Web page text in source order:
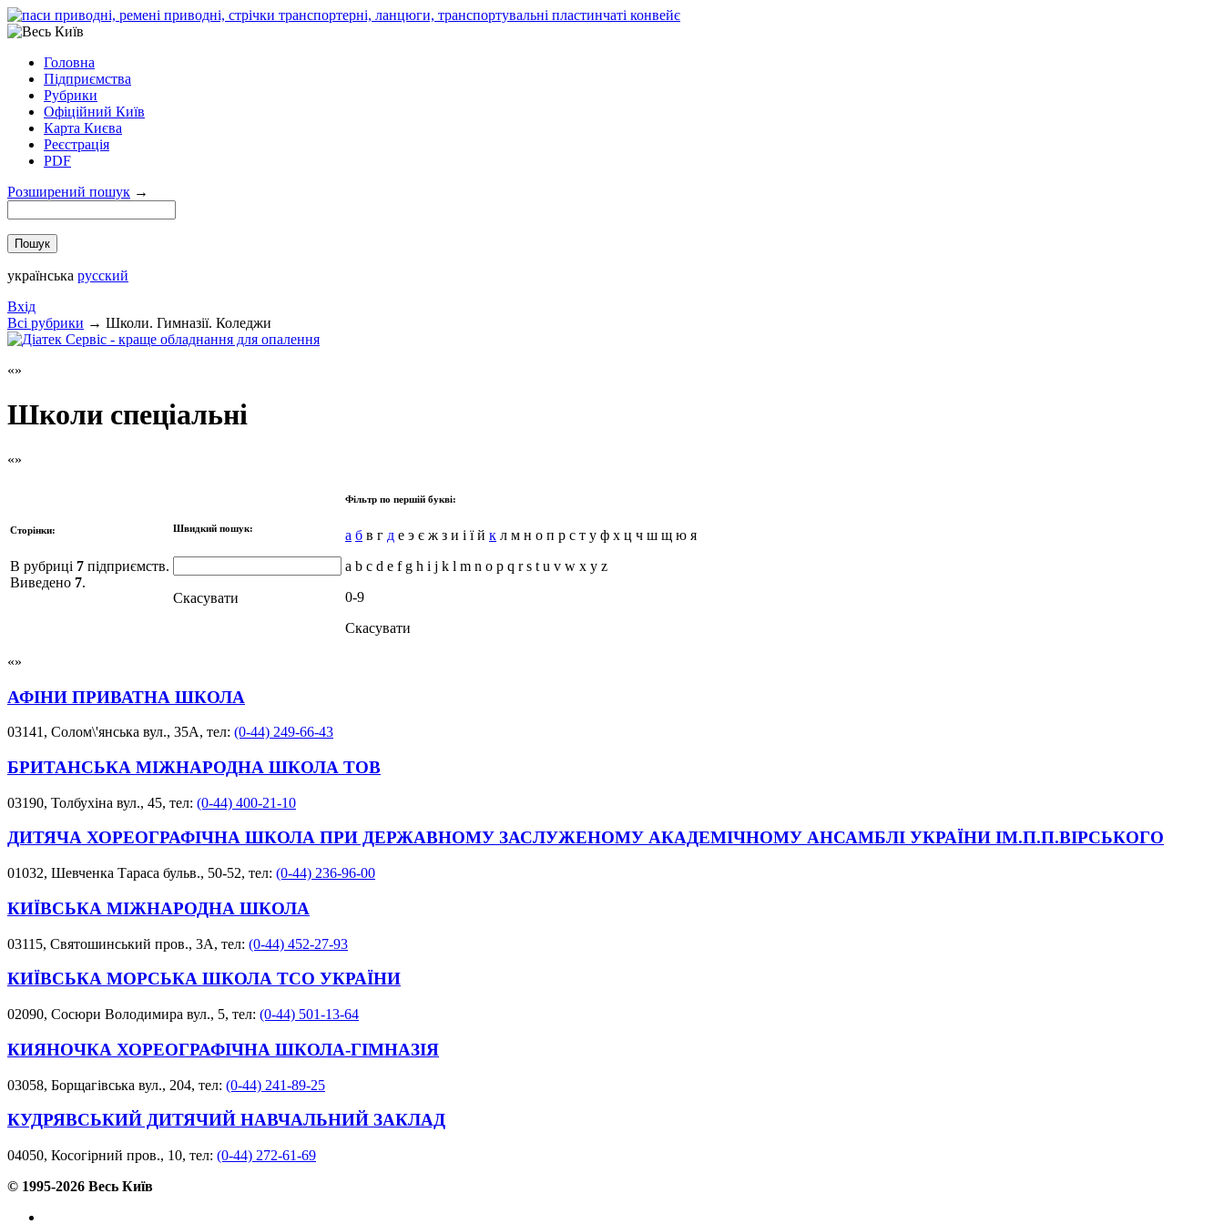
Головна
Підприємства
Рубрики
Офіційний Київ
Карта Києва
Реєстрація
PDF
Розширений пошук →
українська русский
Вхід
Всi рубрики → Школи. Гимназії. Коледжи
Школи спеціальні
Сторінки:
В рубриці 7 підприємств.
Виведено 7.
Швидкий пошук:
Скасувати
Фільтр по першій букві:
а б в г д е э є ж з и і ї й к л м н о п р с т у ф х ц ч ш щ ю я
a b c d e f g h i j k l m n o p q r s t u v w x y z
0-9
Скасувати
АФІНИ ПРИВАТНА ШКОЛА
03141, Солом\'янська вул., 35А, тел: (0-44) 249-66-43
БРИТАНСЬКА МІЖНАРОДНА ШКОЛА ТОВ
03190, Толбухіна вул., 45, тел: (0-44) 400-21-10
ДИТЯЧА ХОРЕОГРАФІЧНА ШКОЛА ПРИ ДЕРЖАВНОМУ ЗАСЛУЖЕНОМУ АКАДЕМІЧНОМУ АНСАМБЛІ УКРАЇНИ ІМ.П.П.ВІРСЬКОГО
01032, Шевченка Тараса бульв., 50-52, тел: (0-44) 236-96-00
КИЇВСЬКА МІЖНАРОДНА ШКОЛА
03115, Святошинський пров., 3А, тел: (0-44) 452-27-93
КИЇВСЬКА МОРСЬКА ШКОЛА ТСО УКРАЇНИ
02090, Сосюри Володимира вул., 5, тел: (0-44) 501-13-64
КИЯНОЧКА ХОРЕОГРАФІЧНА ШКОЛА-ГІМНАЗІЯ
03058, Борщагівська вул., 204, тел: (0-44) 241-89-25
КУДРЯВСЬКИЙ ДИТЯЧИЙ НАВЧАЛЬНИЙ ЗАКЛАД
04050, Косогірний пров., 10, тел: (0-44) 272-61-69
© 1995-2026 Весь Київ